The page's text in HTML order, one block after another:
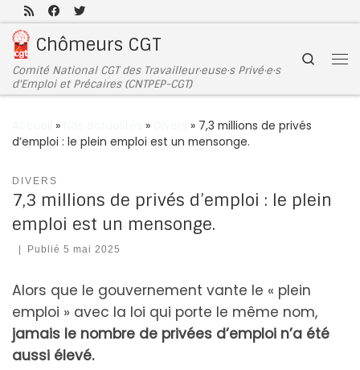
Passer au contenu
Chômeurs CGT
Comité National CGT des Travailleur·euse·s Privé·e·s
d'Emploi et Précaires (CNTPEP-CGT)
Search
» » » 7,3 millions de privés
d’emploi : le plein emploi est un mensonge.
DIVERS
7,3 millions de privés d’emploi : le plein
emploi est un mensonge.
| Publié5 mai 2025
Alors que le gouvernement vante le « plein
emploi » avec la loi qui porte le même nom,
jamais le nombre de privées d’emploi n’a été
aussi élevé.